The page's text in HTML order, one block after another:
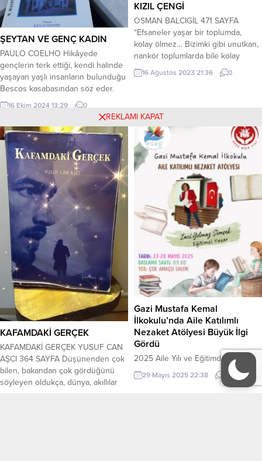
ŞEYTAN VE GENÇ KADIN
PAULO COELHO Hikâyede
gençlerin terk ettiği, kendi halinde
yaşayan yaşlı insanların bulunduğu
Bescos kasabasından söz eder.
Kasabadaki tek genç kişi, bir otelin
barında çalışan ve kasabayı terk
Chantal’dır. En yaşlısı da Berta’dır ki
ona da kocasının ruhu görünür ve
konuşurlar zaman zaman. Bir gün,
bir silah fabrikası...
16 Ekim 2024 13:29 0
KIZIL ÇENGİ
OSMAN BALCIGİL 471 SAYFA
“Efsaneler yaşar bir toplumda,
kolay ölmez… Bizimki gibi unutkan,
nankör toplumlarda bile kolay
ölmez…” “Bütün Türkiye’nin
CAHİDE’SİYDİ… On üç yaşında
biricik primadonna olmayı becerdi.
Çok az sayıda oyuncuya nasip
olabilecek doğal yeteneğe ve
güzelliğe sahipti. Bu özelliklerine
zekasını...
16 Ağustos 2023 21:36 0
KAFAMDAKİ GERÇEK
KAFAMDAKİ GERÇEK YUSUF CAN
AŞCI 364 SAYFA Düşünenden çok
bilen, bakandan çok gördüğünü
söyleyen oldukça, dünya, akıllılar
Gazi Mustafa Kemal
İlkokulu’nda Aile Katılımlı
Nezaket Atölyesi Büyük İlgi
Gördü
2025 Aile Yılı ve Eğitimde Değerler
Eğitimi Projesi kapsamında eğitimci
yazar İnci Yılmaz Şimşek tarafından
29 Mayıs 2025 22:38
REKLAMI KAPAT